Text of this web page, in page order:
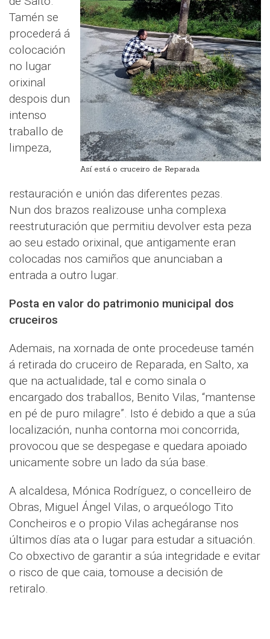
Así está o cruceiro de Reparada
Tamén se
procederá á
colocación
no lugar
orixinal
despois dun
intenso
traballo de
limpeza,
restauración e unión das diferentes pezas.
Nun dos brazos realizouse unha complexa
reestruturación que permitiu devolver esta peza
ao seu estado orixinal, que antigamente eran
colocadas nos camiños que anunciaban a
entrada a outro lugar.
Posta en valor do patrimonio municipal dos
cruceiros
Ademais, na xornada de onte procedeuse tamén
á retirada do cruceiro de Reparada, en Salto, xa
que na actualidade, tal e como sinala o
encargado dos traballos, Benito Vilas, “mantense
en pé de puro milagre”. Isto é debido a que a súa
localización, nunha contorna moi concorrida,
provocou que se despegase e quedara apoiado
unicamente sobre un lado da súa base.
A alcaldesa, Mónica Rodríguez, o concelleiro de
Obras, Miguel Ángel Vilas, o arqueólogo Tito
Concheiros e o propio Vilas achegáranse nos
últimos días ata o lugar para estudar a situación.
Co obxectivo de garantir a súa integridade e evitar
o risco de que caia, tomouse a decisión de
retiralo.